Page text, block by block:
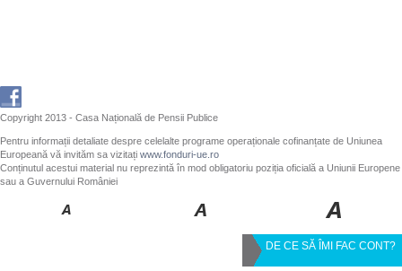
Copyright 2013 - Casa Națională de Pensii Publice
Pentru informații detaliate despre celelalte programe operaționale cofinanțate de Uniunea
Europeană vă invităm sa vizitați www.fonduri-ue.ro
Conținutul acestui material nu reprezintă în mod obligatoriu poziția oficială a Uniunii Europene
sau a Guvernului României
DE CE SĂ ÎMI FAC CONT?